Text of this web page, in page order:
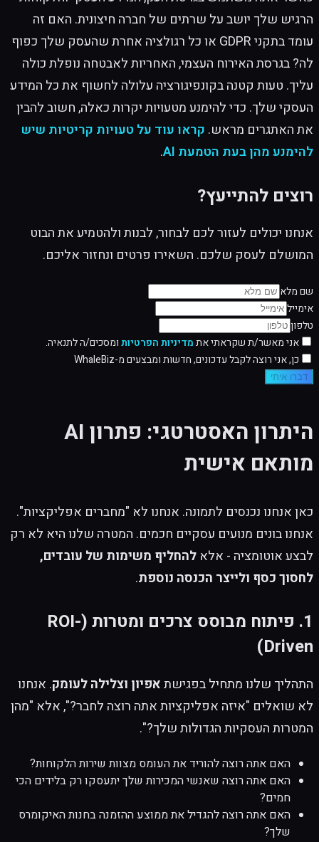
הרגיש שלך יושב על שרתים של חברה חיצונית. האם זה
עומד בתקני GDPR או כל רגולציה אחרת שהעסק שלך כפוף
לה? בגרסת האירוח העצמי, האחריות לאבטחה נופלת כולה
עליך. טעות קטנה בקונפיגורציה עלולה לחשוף את כל המידע
העסקי שלך. כדי להימנע מטעויות יקרות כאלה, חשוב להבין
את האתגרים מראש. קראו עוד על טעויות קריטיות שיש
להימנע מהן בעת הטמעת AI
.
רוצים להתייעץ?
אנחנו יכולים לעזור לכם לבחור, לבנות ולהטמיע את הבוט
המושלם לעסק שלכם. השאירו פרטים ונחזור אליכם.
שם מלא
אימייל
טלפון
אני מאשר/ת שקראתי אתמדיניות הפרטיותומסכים/ה לתנאיה.
כן, אני רוצה לקבל עדכונים, חדשות ומבצעים מ-WhaleBiz
דברו איתי
היתרון האסטרטגי: פתרון AI
מותאם אישית
כאן אנחנו נכנסים לתמונה. אנחנו לא "מחברים אפליקציות".
אנחנו בונים מנועים עסקיים חכמים. המטרה שלנו היא לא רק
לבצע אוטומציה - אלא להחליף משימות של עובדים,
לחסוך כסף ולייצר הכנסה נוספת.
1. פיתוח מבוסס צרכים ומטרות (ROI-
Driven)
התהליך שלנו מתחיל בפגישתאפיון וצלילה לעומק. אנחנו
לא שואלים "איזה אפליקציות אתה רוצה לחבר?", אלא "מהן
המטרות העסקיות הגדולות שלך?".
האם אתה רוצה להוריד את העומס מצוות שירות הלקוחות?
האם אתה רוצה שאנשי המכירות שלך יתעסקו רק בלידים הכי
חמים?
האם אתה רוצה להגדיל את ממוצע ההזמנה בחנות האיקומרס
שלך?